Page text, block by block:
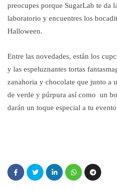
preocupes porque SugarLab te da
laboratorio y encuentres los
Halloween.
Entre las novedades, están los
y las espeluznantes tortas
zanahoria y chocolate que junto a
de verde y púrpura así como un
darán un toque especial a tu